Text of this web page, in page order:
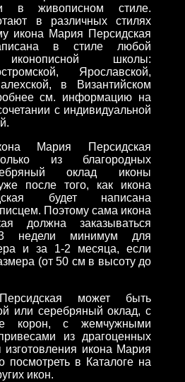
в живописном стиле.
в различных стилях
икона Мария Персидская
в стиле любой
иконописной школы:
Ярославской,
в Византийском
см. информацию на
с индивидуальной
Мария Персидская
из благородных
оклад иконы
после того, как икона
будет написана
Поэтому сама икона
должна заказываться
недели минимум для
и за 1-2 месяца, если
(от 50 см в высоту до
может быть
или серебряный оклад, с
корон, с жемчужными
из драгоценных
икона Мария
посмотреть в Каталоге на
икон.